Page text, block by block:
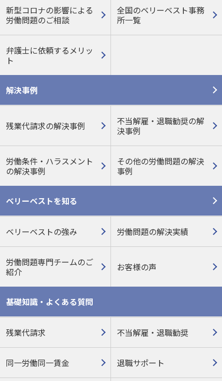
新型コロナの影響による
労働問題のご相談
全国のベリーベスト事務
所一覧
弁護士に依頼するメリッ
ト
解決事例
残業代請求の解決事例
不当解雇・退職勧奨の解
決事例
労働条件・ハラスメント
の解決事例
その他の労働問題の解決
事例
ベリーベストを知る
ベリーベストの強み 労働問題の解決実績
労働問題専門チームのご
紹介
お客様の声
基礎知識・よくある質問
残業代請求 不当解雇・退職勧奨
同一労働同一賃金 退職サポート